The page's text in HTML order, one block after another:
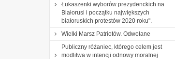
Łukaszenki wyborów prezydenckich na
Białorusi i początku największych
białoruskich protestów 2020 roku".
Wielki Marsz Patriotów. Odwołane
Publiczny różaniec, którego celem jest
modlitwa w intencji odnowy moralnej